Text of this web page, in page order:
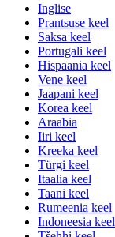
Inglise
Prantsuse keel
Saksa keel
Portugali keel
Hispaania keel
Vene keel
Jaapani keel
Korea keel
Araabia
Iiri keel
Kreeka keel
Türgi keel
Itaalia keel
Taani keel
Rumeenia keel
Indoneesia keel